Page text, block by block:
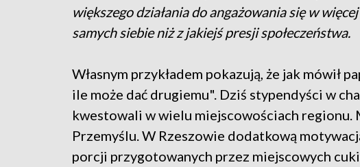
większego działania do angażowania się w
samych siebie niż z jakiejś presji społeczeństwa.
Własnym przykładem pokazują, że jak mówił
ile może dać drugiemu". Dziś stypendyści w
kwestowali w wielu miejscowościach regionu.
Przemyślu. W Rzeszowie dodatkową
porcji przygotowanych przez miejscowych